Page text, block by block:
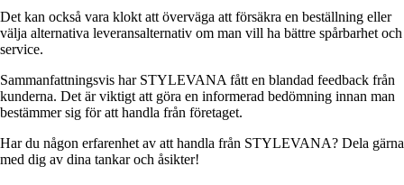
Det kan också vara klokt att överväga att försäkra en beställning eller
välja alternativa leveransalternativ om man vill ha bättre spårbarhet och
service.
Sammanfattningsvis har STYLEVANA fått en blandad feedback från
kunderna. Det är viktigt att göra en informerad bedömning innan man
bestämmer sig för att handla från företaget.
Har du någon erfarenhet av att handla från STYLEVANA? Dela gärna
med dig av dina tankar och åsikter!